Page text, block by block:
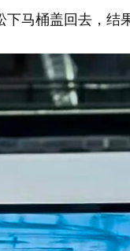
马桶盖回去，结